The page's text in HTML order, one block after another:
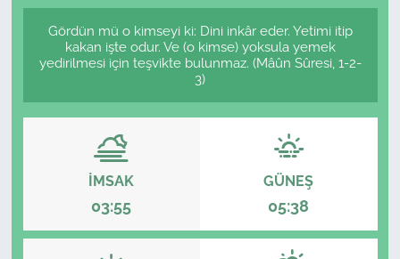
Gördün mü o kimseyi ki: Dini inkâr eder. Yetimi itip
kakan işte odur. Ve (o kimse) yoksula yemek
yedirilmesi için teşvikte bulunmaz. (Mâûn Sûresi, 1-2-
3)
İMSAK
03:55
GÜNEŞ
05:38